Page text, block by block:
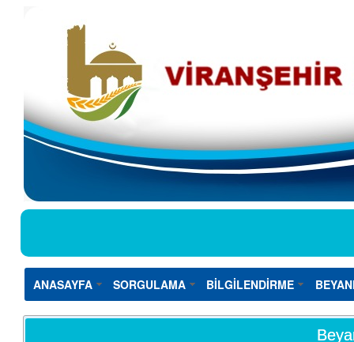
ANASAYFA SORGULAMA BİLGİLENDİRME